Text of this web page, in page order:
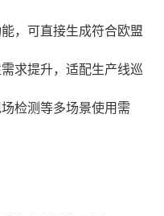
，可直接生成符合欧盟
求提升，适配生产线巡
检测等多场景使用需